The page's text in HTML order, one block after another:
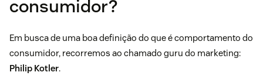
consumidor?
Em busca de uma boa definição do que é comportamento do
consumidor, recorremos ao chamado guru do marketing:
Philip Kotler.